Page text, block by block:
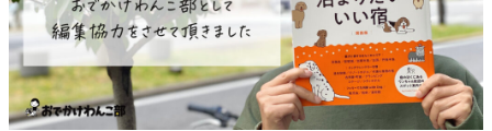
へ
移
動